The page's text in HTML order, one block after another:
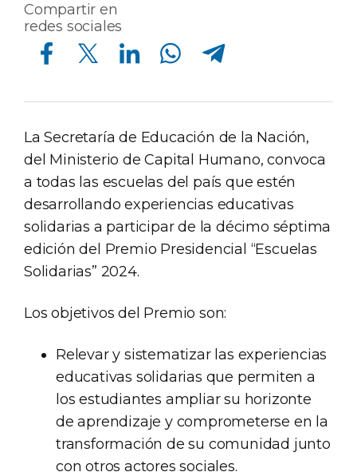
Compartir en
redes sociales
Compartir en Facebook Compartir en Twitter Compartir en Linkedin Compartir en Whatsapp Compartir en Telegram
La Secretaría de Educación de la Nación,
del Ministerio de Capital Humano, convoca
a todas las escuelas del país que estén
desarrollando experiencias educativas
solidarias a participar de la décimo séptima
edición del Premio Presidencial “Escuelas
Solidarias” 2024.
Los objetivos del Premio son:
Relevar y sistematizar las experiencias
educativas solidarias que permiten a
los estudiantes ampliar su horizonte
de aprendizaje y comprometerse en la
transformación de su comunidad junto
con otros actores sociales.